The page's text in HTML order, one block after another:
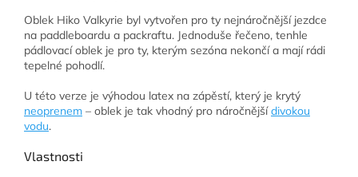
Oblek Hiko Valkyrie byl vytvořen pro ty nejnáročnější jezdce
na paddleboardu a packraftu. Jednoduše řečeno, tenhle
pádlovací oblek je pro ty, kterým sezóna nekončí a mají rádi
tepelné pohodlí.
U této verze je výhodou latex na zápěstí, který je krytý
neoprenem – oblek je tak vhodný pro náročnějšídivokou
vodu.
Vlastnosti